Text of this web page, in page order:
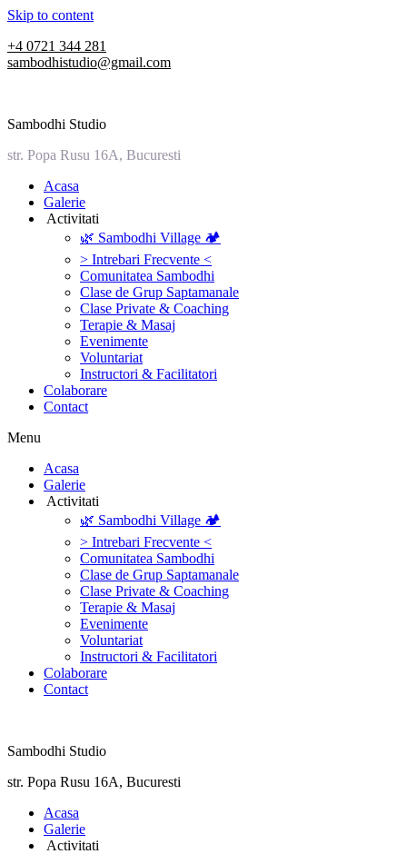
Skip to content
+4 0721 344 281
sambodhistudio@gmail.com
Sambodhi Studio
str. Popa Rusu 16A, Bucuresti
‎Acasa
Galerie
‎ ‎Activitati‎
🌿 Sambodhi Village 🏕️
> Intrebari Frecvente <
Comunitatea Sambodhi
Clase de Grup Saptamanale
Clase Private & Coaching
Terapie & Masaj
‎Evenimente
Voluntariat
‏‏‎Instructori & Facilitatori
Colaborare
Contact
Menu
‎Acasa
Galerie
‎ ‎Activitati‎
🌿 Sambodhi Village 🏕️
> Intrebari Frecvente <
Comunitatea Sambodhi
Clase de Grup Saptamanale
Clase Private & Coaching
Terapie & Masaj
‎Evenimente
Voluntariat
‏‏‎Instructori & Facilitatori
Colaborare
Contact
Sambodhi Studio
str. Popa Rusu 16A, Bucuresti
‎Acasa
Galerie
‎ ‎Activitati‎